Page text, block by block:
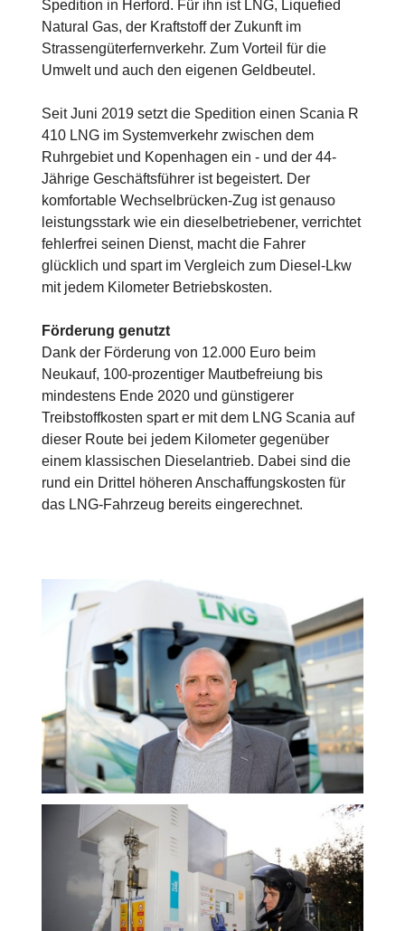
Spedition in Herford. Für ihn ist LNG, Liquefied
Natural Gas, der Kraftstoff der Zukunft im
Strassengüterfernverkehr. Zum Vorteil für die
Umwelt und auch den eigenen Geldbeutel.
Seit Juni 2019 setzt die Spedition einen Scania R
410 LNG im Systemverkehr zwischen dem
Ruhrgebiet und Kopenhagen ein - und der 44-
Jährige Geschäftsführer ist begeistert. Der
komfortable Wechselbrücken-Zug ist genauso
leistungsstark wie ein dieselbetriebener, verrichtet
fehlerfrei seinen Dienst, macht die Fahrer
glücklich und spart im Vergleich zum Diesel-Lkw
mit jedem Kilometer Betriebskosten.
Förderung genutzt
Dank der Förderung von 12.000 Euro beim
Neukauf, 100-prozentiger Mautbefreiung bis
mindestens Ende 2020 und günstigerer
Treibstoffkosten spart er mit dem LNG Scania auf
dieser Route bei jedem Kilometer gegenüber
einem klassischen Dieselantrieb. Dabei sind die
rund ein Drittel höheren Anschaffungskosten für
das LNG-Fahrzeug bereits eingerechnet.